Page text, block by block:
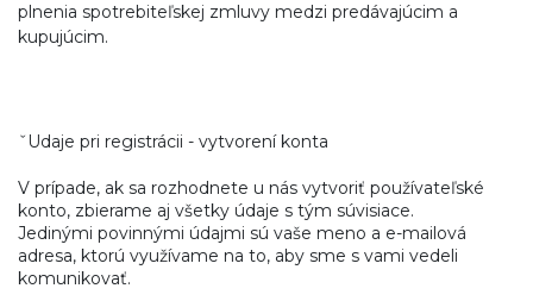
plnenia spotrebiteľskej zmluvy medzi predávajúcim a
kupujúcim.
ˇUdaje pri registrácii - vytvorení konta
V prípade, ak sa rozhodnete u nás vytvoriť používateľské
konto, zbierame aj všetky údaje s tým súvisiace.
Jedinými povinnými údajmi sú vaše meno a e-mailová
adresa, ktorú využívame na to, aby sme s vami vedeli
komunikovať.